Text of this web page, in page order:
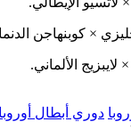
الدنماركي.
أبطال أوروبا